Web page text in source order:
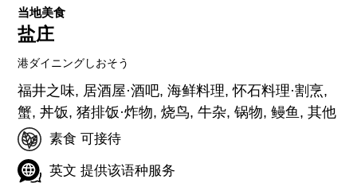
当地美食
盐庄
港ダイニングしおそう
福井之味, 居酒屋·酒吧, 海鲜料理, 怀石料理·割烹,
蟹, 丼饭, 猪排饭·炸物, 烧鸟, 牛杂, 锅物, 鳗鱼, 其他
素食 可接待
英文 提供该语种服务